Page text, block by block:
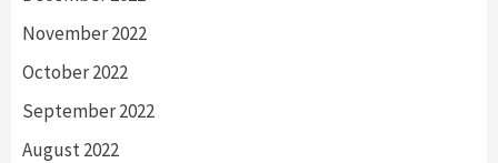
November 2022
October 2022
September 2022
August 2022